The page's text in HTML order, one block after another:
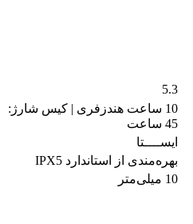
5.3
10 ساعت هندزفری | کیس شارژ:
45 ساعت
ایســــتا
بهره‌مندی از استاندارد IPX5
10 میلی‌متر